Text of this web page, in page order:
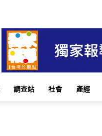
調查站 社會 產經